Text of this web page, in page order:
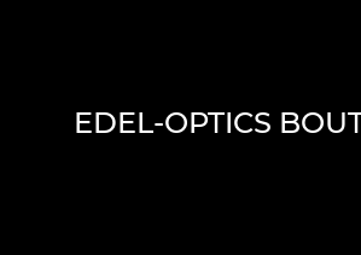
EDEL-OPTICS